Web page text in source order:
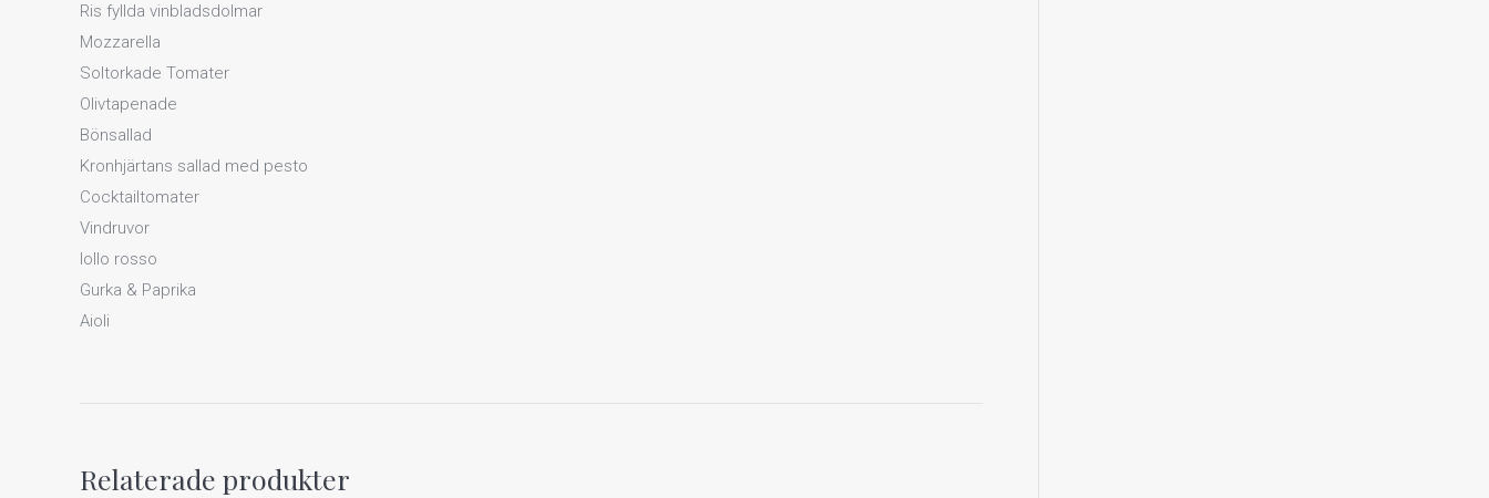
Ris fyllda vinbladsdolmar
Mozzarella
Soltorkade Tomater
Olivtapenade
Bönsallad
Kronhjärtans sallad med pesto
Cocktailtomater
Vindruvor
lollo rosso
Gurka & Paprika
Aioli
Relaterade produkter